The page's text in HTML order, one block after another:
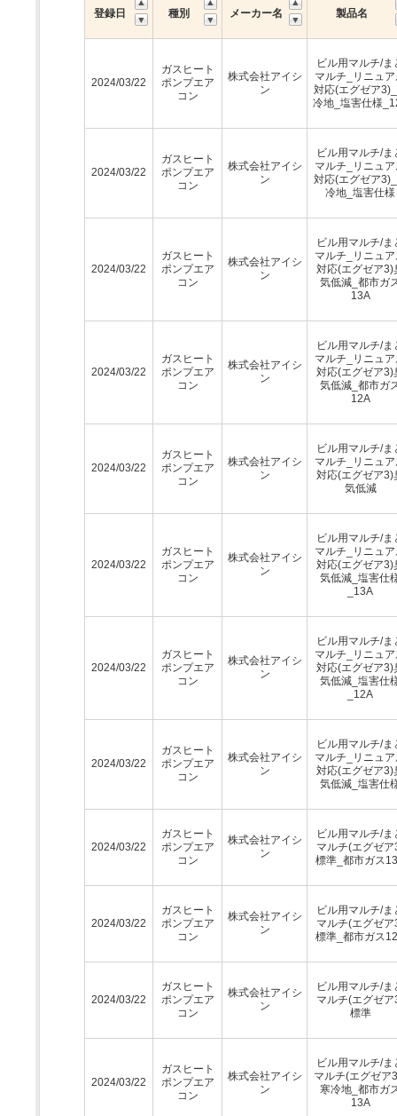
登録日 種別 メーカー名 製品名
2024/03/22
ガスヒート
ポンプエア
コン
株式会社アイシ
ン
ビル用マルチ/ま
マルチ_リニュ
対応(エグゼア
冷地_塩害仕様
2024/03/22
ガスヒート
ポンプエア
コン
株式会社アイシ
ン
ビル用マルチ/ま
マルチ_リニュ
対応(エグゼア
冷地_塩害仕様
2024/03/22
ガスヒート
ポンプエア
コン
株式会社アイシ
ン
ビル用マルチ/ま
マルチ_リニュ
対応(エグゼア3)
気低減_都市ガ
13A
2024/03/22
ガスヒート
ポンプエア
コン
株式会社アイシ
ン
ビル用マルチ/ま
マルチ_リニュ
対応(エグゼア3)
気低減_都市ガ
12A
2024/03/22
ガスヒート
ポンプエア
コン
株式会社アイシ
ン
ビル用マルチ/ま
マルチ_リニュ
対応(エグゼア3)
気低減
2024/03/22
ガスヒート
ポンプエア
コン
株式会社アイシ
ン
ビル用マルチ/ま
マルチ_リニュ
対応(エグゼア3)
気低減_塩害仕
_13A
2024/03/22
ガスヒート
ポンプエア
コン
株式会社アイシ
ン
ビル用マルチ/ま
マルチ_リニュ
対応(エグゼア3)
気低減_塩害仕
_12A
2024/03/22
ガスヒート
ポンプエア
コン
株式会社アイシ
ン
ビル用マルチ/ま
マルチ_リニュ
対応(エグゼア3)
気低減_塩害仕
2024/03/22
ガスヒート
ポンプエア
コン
株式会社アイシ
ン
ビル用マルチ/ま
マルチ(エグゼア
標準_都市ガス
2024/03/22
ガスヒート
ポンプエア
コン
株式会社アイシ
ン
ビル用マルチ/ま
マルチ(エグゼア
標準_都市ガス
2024/03/22
ガスヒート
ポンプエア
コン
株式会社アイシ
ン
ビル用マルチ/ま
マルチ(エグゼア
標準
2024/03/22
ガスヒート
ポンプエア
コン
株式会社アイシ
ン
ビル用マルチ/ま
マルチ(エグゼア
寒冷地_都市ガ
13A